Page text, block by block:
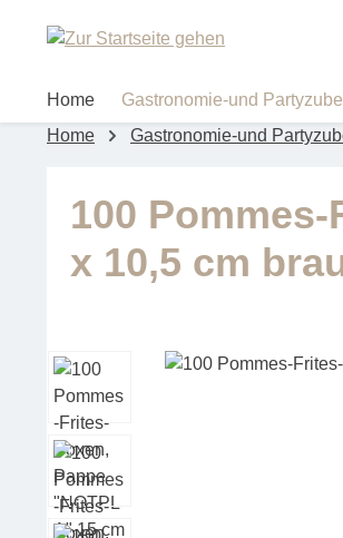
Hauptinhalt springen
Zur Suche springen
Home Gastronomie-und
Home
Gastronomie-und
100
x 10,5 cm
Bildergalerie überspringen